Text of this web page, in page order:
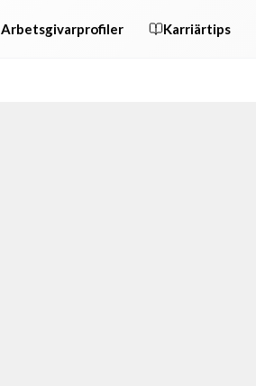
Arbetsgivarprofiler Karriärtips